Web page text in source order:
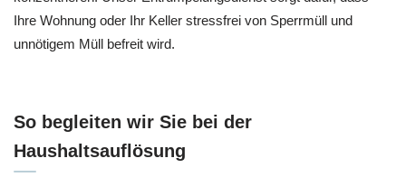
Ihre Wohnung oder Ihr Keller stressfrei von Sperrmüll und
unnötigem Müll befreit wird.
So begleiten wir Sie bei der
Haushaltsauflösung